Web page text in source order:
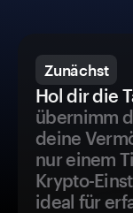
Zunächst
Hol dir die
übernimm
deine
nur einem
Krypto-
ideal für